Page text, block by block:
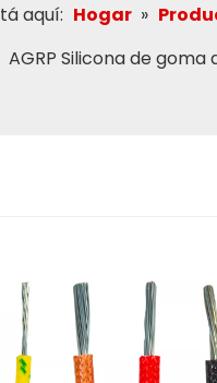
aquí: Hogar »
AGRP Silicona de goma